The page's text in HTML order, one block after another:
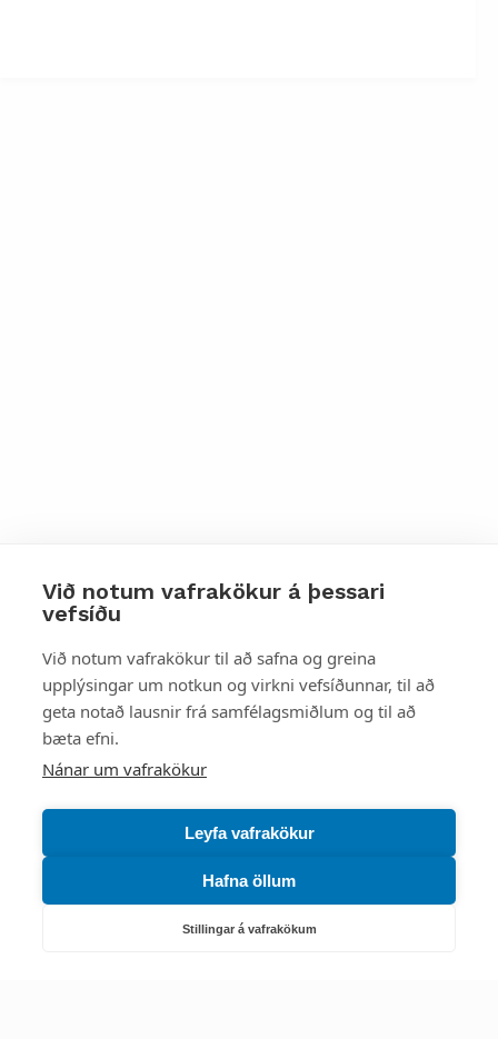
Við notum vafrakökur á þessari
vefsíðu
Við notum vafrakökur til að safna og greina
upplýsingar um notkun og virkni vefsíðunnar, til að
geta notað lausnir frá samfélagsmiðlum og til að
bæta efni.
Nánar um vafrakökur
Leyfa vafrakökur
Hafna öllum
Stillingar á vafrakökum
Styttu þér leið
Mest skoðað
Starfsstöðvar
Náttúruverndarstofnun
Veiðimál, friðlýst svæði, landvarsla og náttúruvernd